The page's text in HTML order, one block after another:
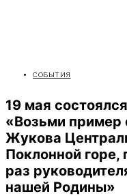
СОБЫТИЯ
19 мая
«Возьми пример
Жукова
Поклонной
раз
нашей Родины»